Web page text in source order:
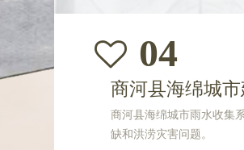
04
商河县海绵城
商河县海绵城市雨水收集
缺和洪涝灾害问题。